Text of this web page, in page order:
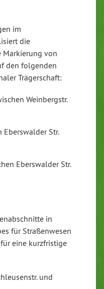
im
die
von
den folgenden
Trägerschaft:
Weinbergstr.
Eberswalder Str.
Eberswalder Str.
in
für Straßenwesen
eine kurzfristige
und